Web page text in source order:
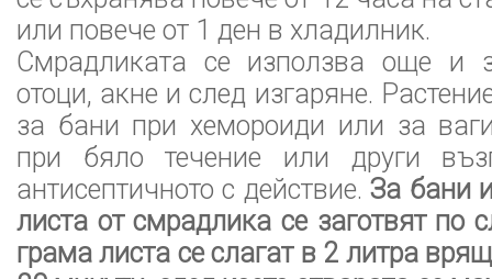
или повече от 1 ден в хладилник.
Смрадликата се използва още и
отоци, акне и след изгаряне.
за бани при хемороиди или за
при бяло течение или други
антисептичното с действие.За бани
листа от смрадлика се заготвят по
грама листа се слагат в 2 литра